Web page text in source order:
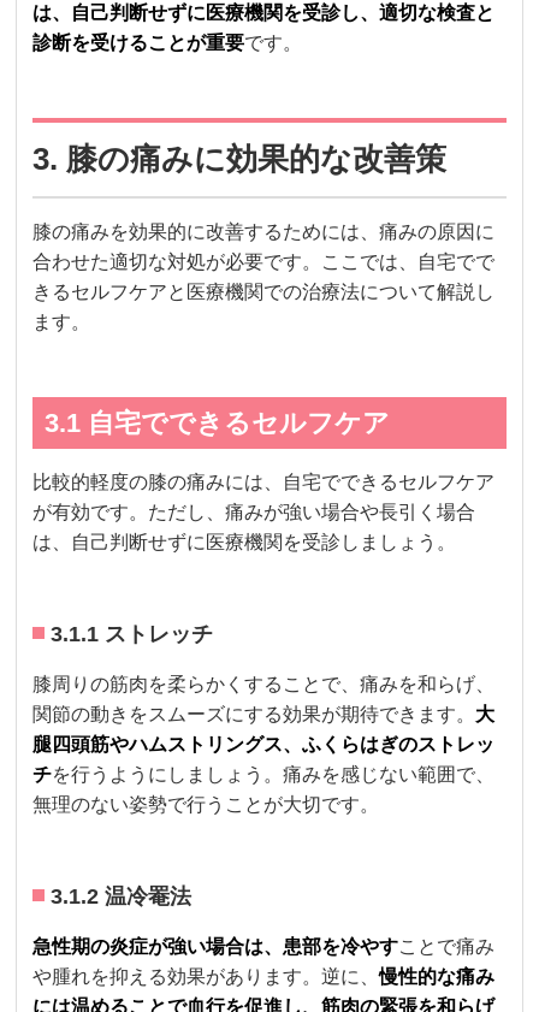
は、自己判断せずに医療機関を受診し、適切な検査と
診断を受けることが重要です。
3. 膝の痛みに効果的な改善策
膝の痛みを効果的に改善するためには、痛みの原因に
合わせた適切な対処が必要です。ここでは、自宅でで
きるセルフケアと医療機関での治療法について解説し
ます。
3.1 自宅でできるセルフケア
比較的軽度の膝の痛みには、自宅でできるセルフケア
が有効です。ただし、痛みが強い場合や長引く場合
は、自己判断せずに医療機関を受診しましょう。
3.1.1 ストレッチ
膝周りの筋肉を柔らかくすることで、痛みを和らげ、
関節の動きをスムーズにする効果が期待できます。 大
腿四頭筋やハムストリングス、ふくらはぎのストレッ
チを行うようにしましょう。痛みを感じない範囲で、
無理のない姿勢で行うことが大切です。
3.1.2 温冷罨法
急性期の炎症が強い場合は、患部を冷やすことで痛み
や腫れを抑える効果があります。逆に、慢性的な痛み
には温めることで血行を促進し、筋肉の緊張を和らげ